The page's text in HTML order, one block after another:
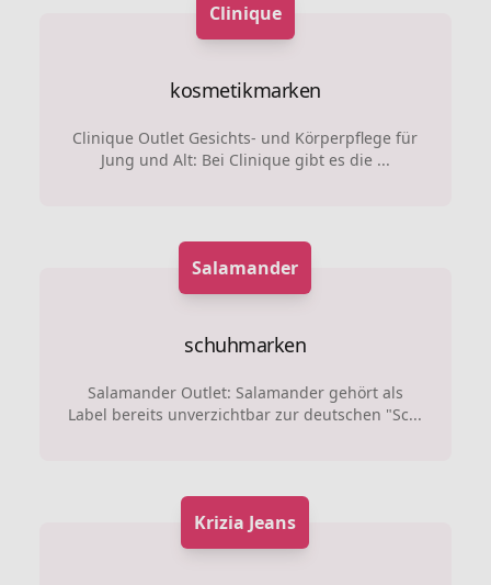
Clinique
kosmetikmarken
Clinique Outlet Gesichts- und Körperpflege für
Jung und Alt: Bei Clinique gibt es die ...
Salamander
schuhmarken
Salamander Outlet: Salamander gehört als
Label bereits unverzichtbar zur deutschen "Sc...
Krizia Jeans